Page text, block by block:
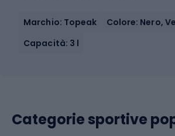
Marchio: Topeak
Colore: Nero,
Capacità: 3 l
Categorie sportive